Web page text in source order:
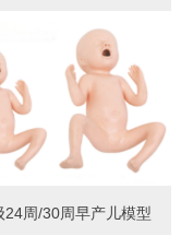
24周/30周早产儿模型